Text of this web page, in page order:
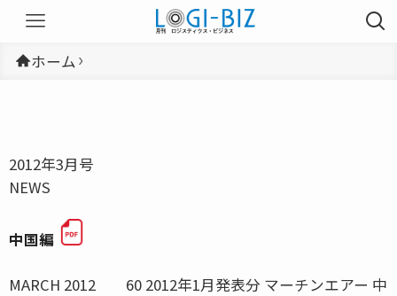
ホーム
2012年3月号
NEWS
中国編
MARCH 2012 60 2012年1月発表分 マーチンエアー 中